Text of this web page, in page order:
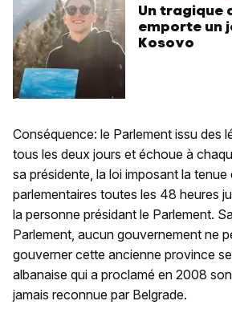
Un tragique
emporte un
Kosovo
Conséquence: le Parlement issu des
tous les deux jours et échoue à
sa présidente, la loi imposant la tenue
parlementaires toutes les 48 heures
la personne présidant le Parlement.
Parlement, aucun gouvernement ne
gouverner cette ancienne province
albanaise qui a proclamé en 2008
jamais reconnue par Belgrade.